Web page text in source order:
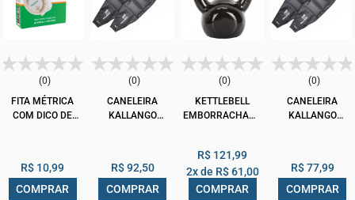
(0)
FITA MÉTRICA
COM DICO DE
GF-003 BIOLAND
R$ 10,99
COMPRAR
(0)
CANELEIRA
KALLANGO
R$ 92,50
COMPRAR
(0)
KETTLEBELL
EMBORRACHADO
R$ 121,99
2x de R$ 61,00
COMPRAR
(0)
CANELEIRA
KALLANGO
R$ 77,99
COMPRAR